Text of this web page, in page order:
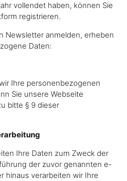
vollendet haben, können Sie
registrieren.
Newsletter anmelden, erheben
Daten:
Ihre personenbezogenen
Sie unsere Webseite
bitte § 9 dieser
Ihre Daten zum Zweck der
der zuvor genannten e-
hinaus verarbeiten wir Ihre